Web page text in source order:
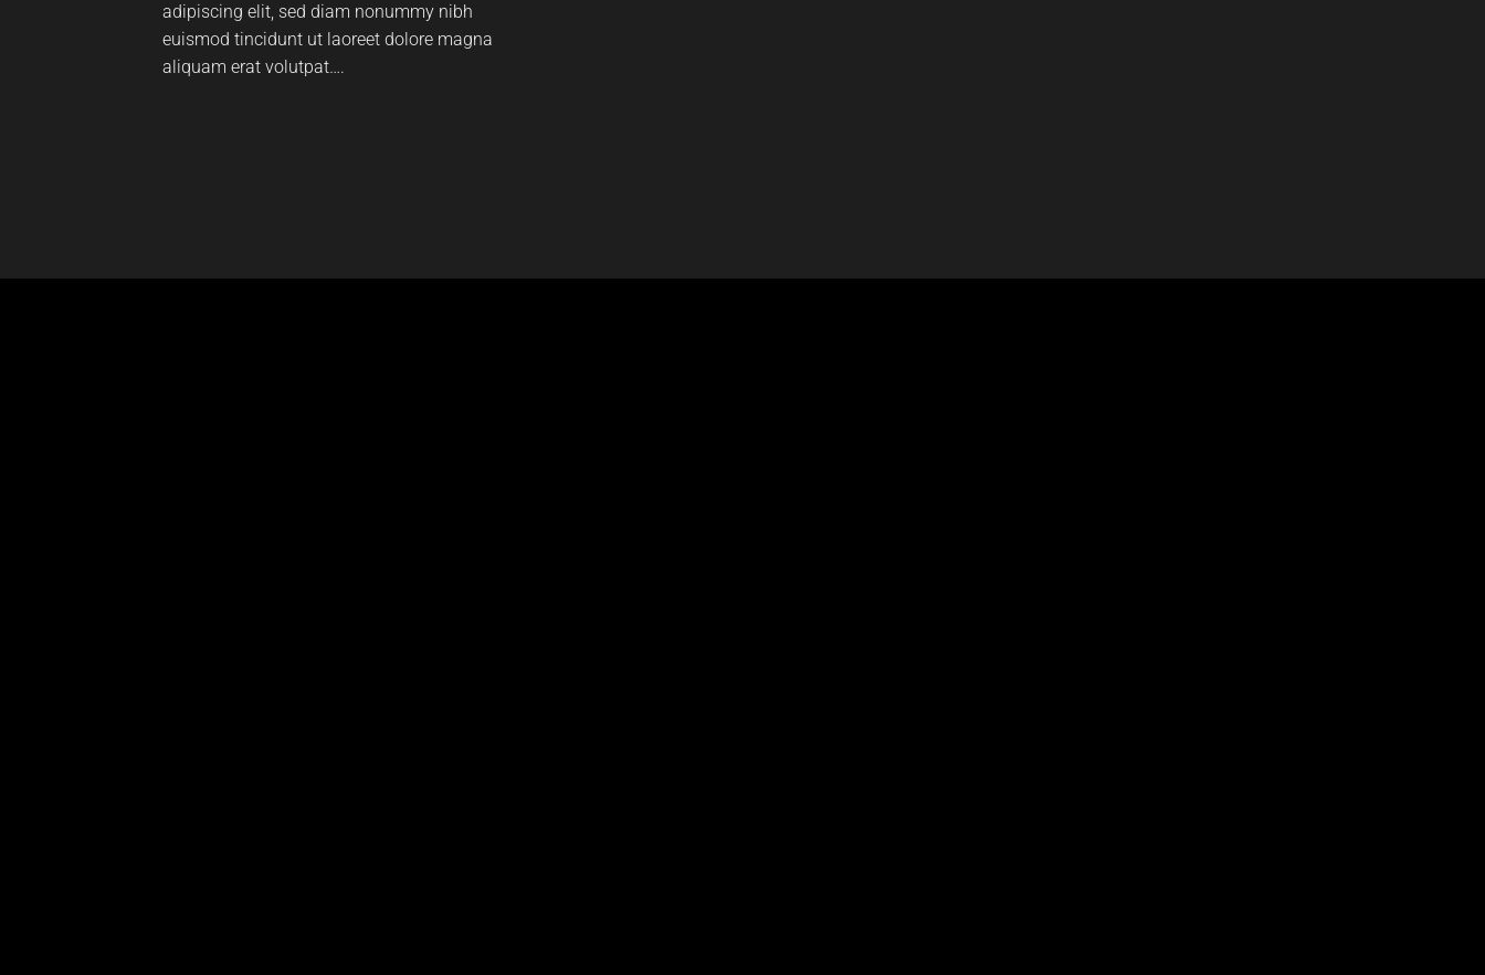
adipiscing elit, sed diam nonummy nibh
euismod tincidunt ut laoreet dolore magna
aliquam erat volutpat….